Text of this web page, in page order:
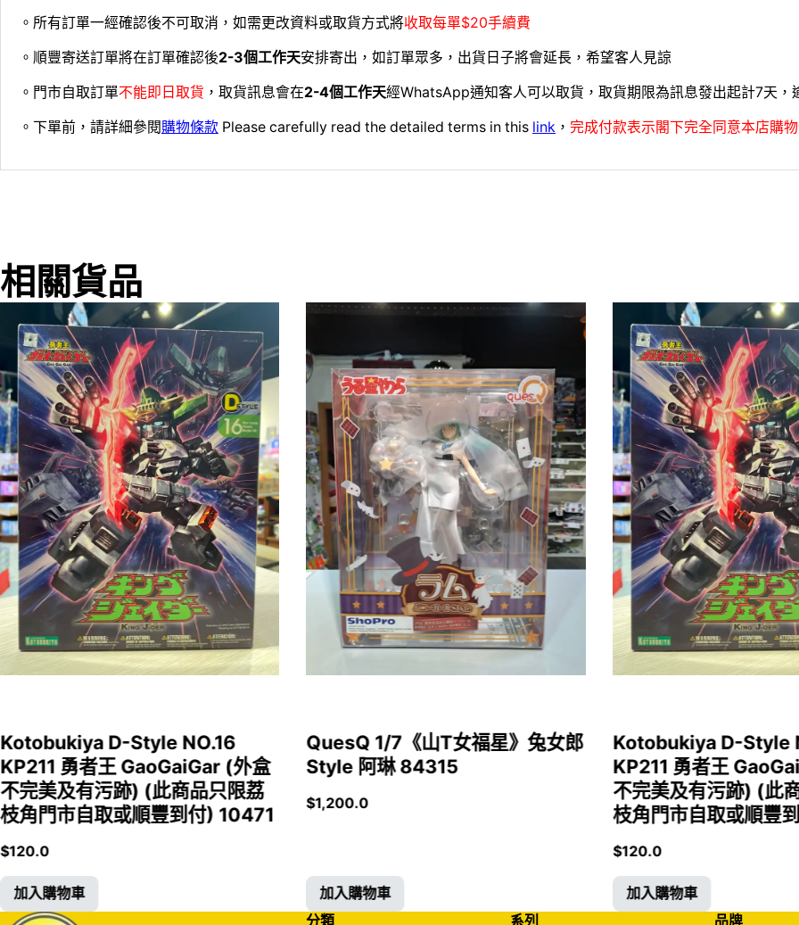
。所有訂單一經確認後不可取消，如需更改資料或取貨方式將收取每單$20手續費
。順豐寄送訂單將在訂單確認後2-3個工作天安排寄出，如訂單眾多，出貨日子將會延長，希望客人見諒
。門市自取訂單不能即日取貨 ，取貨訊息會在2-4個工作天經WhatsApp通知客人可以取貨，取貨期限為訊息發出起計7天，
。下單前，請詳細參閱購物條款 Please carefully read the detailed terms in this link ， 完成付款表示閣下完全同意本店購
相關貨品
Kotobukiya D-Style NO.16
KP211 勇者王 GaoGaiGar (外盒
不完美及有污跡) (此商品只限荔
枝角門市自取或順豐到付) 10471
$120.0
加入購物車
QuesQ 1/7《山T女福星》兔女郎
Style 阿琳 84315
$1,200.0
加入購物車
Kotobukiya D-Style
KP211 勇者王
不完美及有污跡) (此
枝角門市自取或順豐
$120.0
加入購物車
分類
系列 品牌